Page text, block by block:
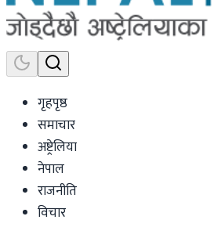
गृहपृष्ठ
समाचार
अष्ट्रेलिया
नेपाल
राजनीति
विचार